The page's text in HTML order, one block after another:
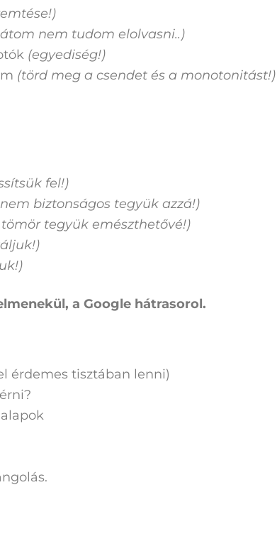
nem tudom elolvasni..)
(egyediség!)
(törd meg a csendet és a monotonitást!)
fel!)
biztonságos tegyük azzá!)
tegyük emészthetővé!)
a Google hátrasorol.
érdemes tisztában lenni)